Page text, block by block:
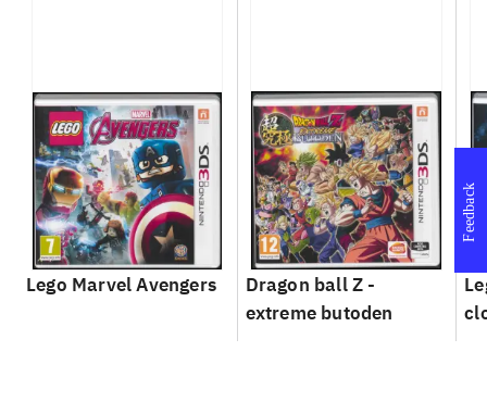
Lego Marvel Avengers
Dragon ball Z -
extreme butoden
Feedback